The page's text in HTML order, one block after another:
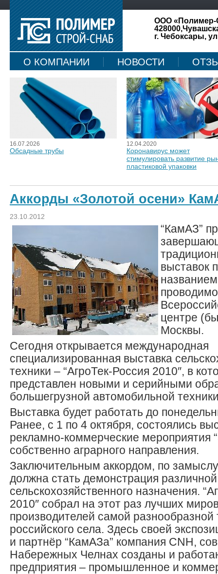
ООО «Полимер-
г. Чебоксары,
О КОМПАНИИ НОВОСТИ
КАРТА САЙТА
16.07.2026
Обсадные трубы
12.04.2020
Коронавирус может
стимулировать развитие
пластиковой упаковки
Аккорды «Золотой осени»
23.10.2012
“КамАЗ”
выставок
центре
Москвы.
Сегодня открывается международная
специализированная выставка
техники – “АгроТек-Россия 2010″, в
представлен новыми и серийными
большегрузной автомобильной
Выставка будет работать до
Ранее, с 1 по 4 октября, состоялись
рекламно-коммерческие мероприятия
собственно аграрного направления.
Заключительным аккордом, по
должна стать демонстрация
сельскохозяйственного назначения.
2010″ собрал на этот раз лучших
производителей самой разнообразной
российского села. Здесь своей
и партнёр “КамАЗа” компания CNH,
Набережных Челнах созданы и
предприятия – промышленное и